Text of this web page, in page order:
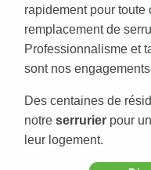
rapidement pour toute
remplacement de
Professionnalisme et
sont nos
Des centaines de
notre serrurier pour
leur logement.